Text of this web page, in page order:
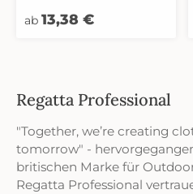
angesetzte
Regulärer Preis:
ab13,38 €
Regatta Professional
"Together, we’re creating
tomorrow" -
britischen Marke für
Regatta Professional